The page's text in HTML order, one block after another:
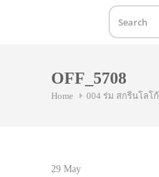
OFF_5708
Home 004 ร่ม สกรีนโลโก้
29 May